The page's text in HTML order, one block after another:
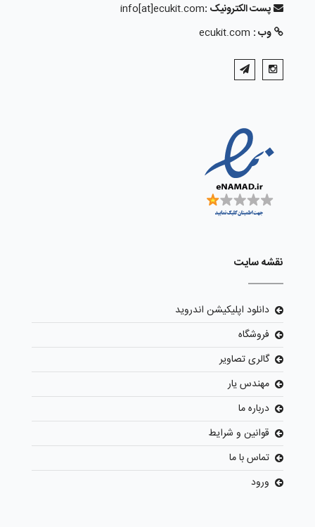
پست الکترونیک :info[at]ecukit.com
وب : ecukit.com
نقشه سایت
دانلود اپلیکیشن اندروید
فروشگاه
گالری تصاویر
مهندس یار
درباره ما
قوانین و شرایط
تماس با ما
ورود